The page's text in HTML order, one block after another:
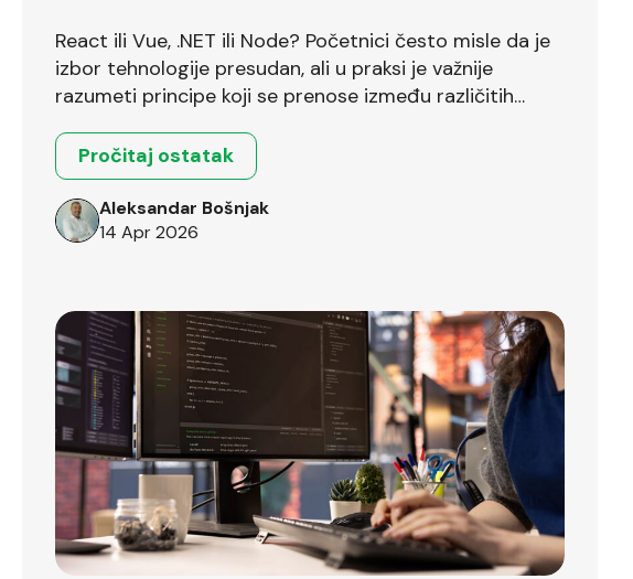
React ili Vue, .NET ili Node? Početnici često misle da je
izbor tehnologije presudan, ali u praksi je važnije
razumeti principe koji se prenose između različitih
Pročitaj ostatak
Aleksandar Bošnjak
14 Apr 2026